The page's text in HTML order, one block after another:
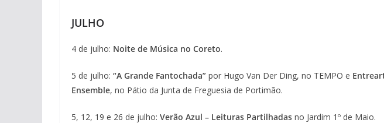
JULHO
4 de julho: Noite de Música no Coreto.
5 de julho: “A Grande Fantochada” por Hugo Van Der Ding, no TEMPO e
Ensemble, no Pátio da Junta de Freguesia de Portimão.
5, 12, 19 e 26 de julho: Verão Azul – Leituras Partilhadas no Jardim 1º de Maio.